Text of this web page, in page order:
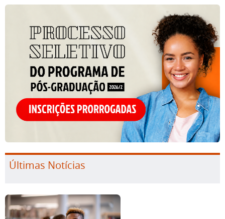
Últimas Notícias